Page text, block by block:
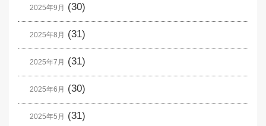
2025年9月 (30)
2025年8月 (31)
2025年7月 (31)
2025年6月 (30)
2025年5月 (31)